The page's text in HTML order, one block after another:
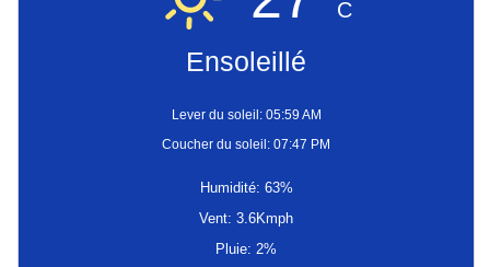
C
Ensoleillé
Lever du soleil: 05:59 AM
Coucher du soleil: 07:47 PM
Humidité: 63%
Vent: 3.6Kmph
Pluie: 2%